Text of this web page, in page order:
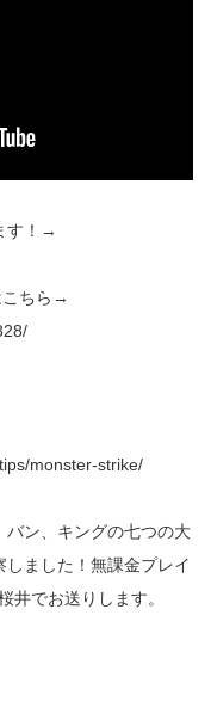
す！→
こちら→
monster-strike/
バン、キングの七つの大
ました！無課金プレイ
井でお送りします。